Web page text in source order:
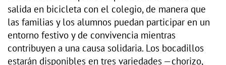
salida en bicicleta con el colegio, de manera que
las familias y los alumnos puedan participar en un
entorno festivo y de convivencia mientras
contribuyen a una causa solidaria. Los bocadillos
estarán disponibles en tres variedades —chorizo,